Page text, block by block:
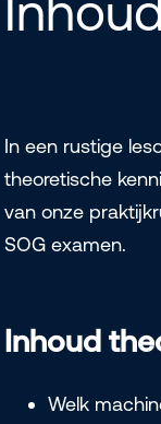
In een rustige
theoretische
van onze
SOG examen.
Inhoud
Welk